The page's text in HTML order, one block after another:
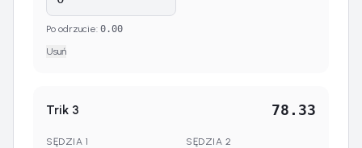
Po odrzucie: 0.00
Usuń
Trik 3 78.33
SĘDZIA 1 SĘDZIA 2